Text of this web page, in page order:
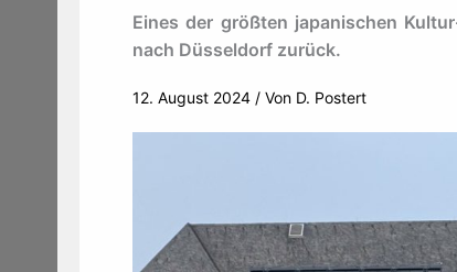
Eines der größten japanischen
nach Düsseldorf zurück.
12. August 2024 / Von D. Postert